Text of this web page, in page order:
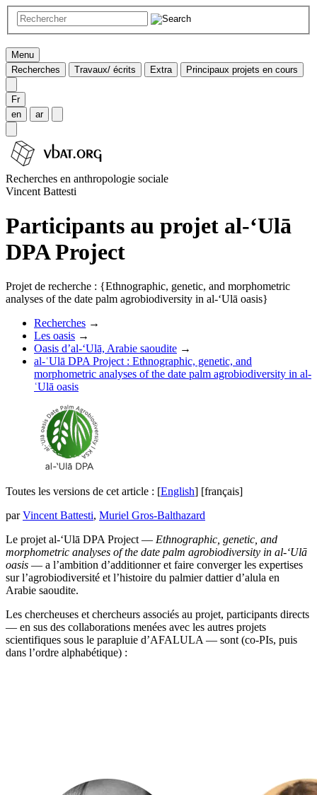
Menu
Recherches
Travaux/ écrits Extra Principaux projets en cours
Fr
en
ar
Recherches en anthropologie sociale
Vincent Battesti
Participants au projet al-‘Ulā
DPA Project
Projet de recherche : {Ethnographic, genetic, and morphometric
analyses of the date palm agrobiodiversity in al-‘Ulā oasis}
Recherches →
Les oasis →
Oasis d’al-‘Ulā, Arabie saoudite →
al-ʿUlā DPA Project : Ethnographic, genetic, and
morphometric analyses of the date palm agrobiodiversity in al-
ʿUlā oasis
Toutes les versions de cet article : [English] [français]
parVincent Battesti, Muriel Gros-Balthazard
Le projet al-‘Ulā DPA Project — Ethnographic, genetic, and
morphometric analyses of the date palm agrobiodiversity in al-‘Ulā
oasis — a l’ambition d’additionner et faire converger les expertises
sur l’agrobiodiversité et l’histoire du palmier dattier d’alula en
Arabie saoudite.
Les chercheuses et chercheurs associés au projet, participants directs
— en sus des collaborations menées avec les autres projets
scientifiques sous le parapluie d’AFALULA — sont (co-PIs, puis
dans l’ordre alphabétique) :